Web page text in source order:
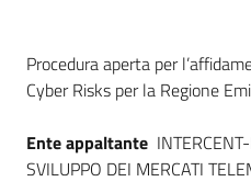
Seguici
su
Dati del bando
Procedura aperta per
Cyber Risks per la Regione
Ente appaltante
SVILUPPO DEI MERCATI